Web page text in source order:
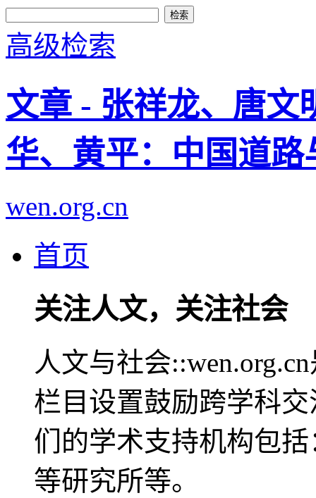
高级检索
文章 - 张祥龙、唐文
华、黄平：中国道路
wen.org.cn
首页
关注人文，关注社会
人文与社会
栏目设置鼓励跨学科
们的学术支持机构包
等研究所等。